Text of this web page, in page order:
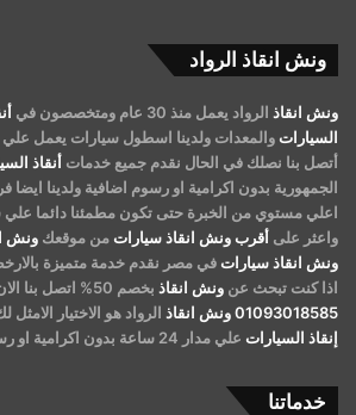
ونش انقاذ الرواد
ونش انقاذ الرواد يعمل منذ 30 عام ومتخصصون في
السيارات
أتصل بنا نصلك في الحال نقدم جميع خدمات أنقاذ
الجمهورية بدون اكرامية او رسوم اضافية ولدينا
اعلي مستوي من الخبرة حتى تكون مطمئنا دائما علي
واعثر على أقرب ونش انقاذ سيارات من موقعك ونش
ونش انقاذ سيارات في مصر نقدم خدمة متميزة
اذا كنت تبحث عن ونش انقاذ بخصم 50% اتصل بنا الان علي
01093018585ونش انقاذ الرواد هو الاختيار
إنقاذ السيارات علي مدار 24 ساعة بدون اكرامية او رسوم اضافية.
خدماتنا